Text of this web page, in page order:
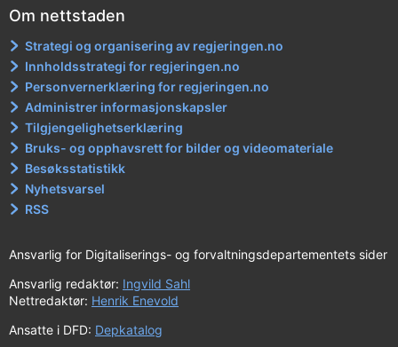
Om nettstaden
Strategi og organisering av regjeringen.no
Innholdsstrategi for regjeringen.no
Personvernerklæring for regjeringen.no
Administrer informasjonskapsler
Tilgjengelighetserklæring
Bruks- og opphavsrett for bilder og videomateriale
Besøksstatistikk
Nyhetsvarsel
RSS
Ansvarlig for Digitaliserings- og forvaltningsdepartementets sider
Ansvarlig redaktør: Ingvild Sahl
Nettredaktør: Henrik Enevold
Ansatte i DFD: Depkatalog